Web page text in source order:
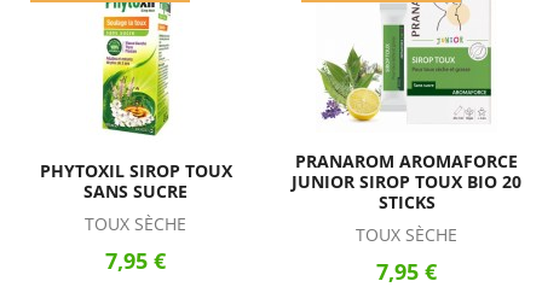
PHYTOXIL SIROP TOUX
SANS SUCRE
TOUX SÈCHE
7,95 €
PRANAROM AROMAFORCE
JUNIOR SIROP TOUX BIO 20
STICKS
TOUX SÈCHE
7,95 €